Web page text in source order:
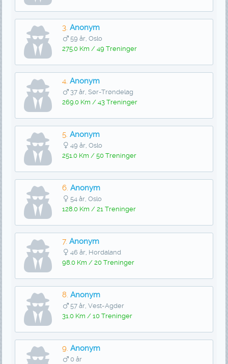
3. Anonym
59 år, Oslo
275.0 Km / 49 Treninger
4. Anonym
37 år, Sør-Trøndelag
269.0 Km / 43 Treninger
5. Anonym
49 år, Oslo
251.0 Km / 50 Treninger
6. Anonym
54 år, Oslo
128.0 Km / 21 Treninger
7. Anonym
46 år, Hordaland
98.0 Km / 20 Treninger
8. Anonym
57 år, Vest-Agder
31.0 Km / 10 Treninger
9. Anonym
0 år